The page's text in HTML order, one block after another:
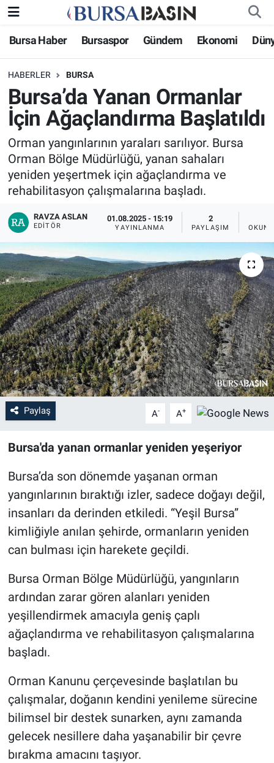
Bursa Haber Bursaspor Gündem Ekonomi
HABERLER BURSA
Bursa’da Yanan Ormanlar
İçin Ağaçlandırma Başlatıldı
Orman yangınlarının yaraları sarılıyor. Bursa
Orman Bölge Müdürlüğü, yanan sahaları
yeniden yeşertmek için ağaçlandırma ve
rehabilitasyon çalışmalarına başladı.
RAVZA ASLAN
EDITÖR
01.08.2025 - 15:19
YAYINLANMA
2
PAYLAŞIM
Paylaş A- A+
Bursa'da yanan ormanlar yeniden yeşeriyor
Bursa’da son dönemde yaşanan orman
yangınlarının bıraktığı izler, sadece doğayı değil,
insanları da derinden etkiledi. “Yeşil Bursa”
kimliğiyle anılan şehirde, ormanların yeniden
can bulması için harekete geçildi.
Bursa Orman Bölge Müdürlüğü, yangınların
ardından zarar gören alanları yeniden
yeşillendirmek amacıyla geniş çaplı
ağaçlandırma ve rehabilitasyon çalışmalarına
başladı.
Orman Kanunu çerçevesinde başlatılan bu
çalışmalar, doğanın kendini yenileme sürecine
bilimsel bir destek sunarken, aynı zamanda
gelecek nesillere daha yaşanabilir bir çevre
bırakma amacını taşıyor.
Bursa Haber
Genel
Politika
Bilim, Teknoloji
KÜLTÜR-SANAT
Gündem
Sağlık
Eğitim
Ekonomi
Dünya
Teknoloji
Magazin
Siyaset
Yaşam
Spor
Nöbetçi Eczaneler
Bursa Nöbetçi Eczaneler
Bursa Hava Durumu
Bursa Namaz Vakitleri
Bursa Trafik Yoğunluk Haritası
Süper Lig Puan Durumu ve Fikstür
Haber Arşivi